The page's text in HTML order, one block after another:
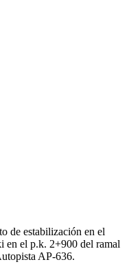
de estabilización en el
en el p.k. 2+900 del ramal
AP-636.